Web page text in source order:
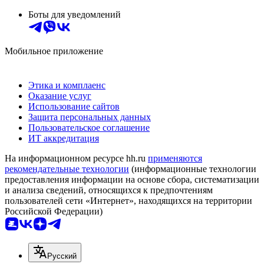
Боты для уведомлений
Мобильное приложение
Этика и комплаенс
Оказание услуг
Использование сайтов
Защита персональных данных
Пользовательское соглашение
ИТ аккредитация
На информационном ресурсе hh.ru применяются
рекомендательные технологии (информационные технологии
предоставления информации на основе сбора, систематизации
и анализа сведений, относящихся к предпочтениям
пользователей сети «Интернет», находящихся на территории
Российской Федерации)
Русский